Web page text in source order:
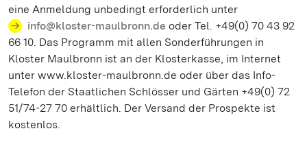
eine Anmeldung unbedingt erforderlich unter
info@kloster-maulbronn.de oder Tel. +49(0) 70 43 92
66 10. Das Programm mit allen Sonderführungen in
Kloster Maulbronn ist an der Klosterkasse, im Internet
unter www.kloster-maulbronn.de oder über das Info-
Telefon der Staatlichen Schlösser und Gärten +49(0) 72
51/74-27 70 erhältlich. Der Versand der Prospekte ist
kostenlos.